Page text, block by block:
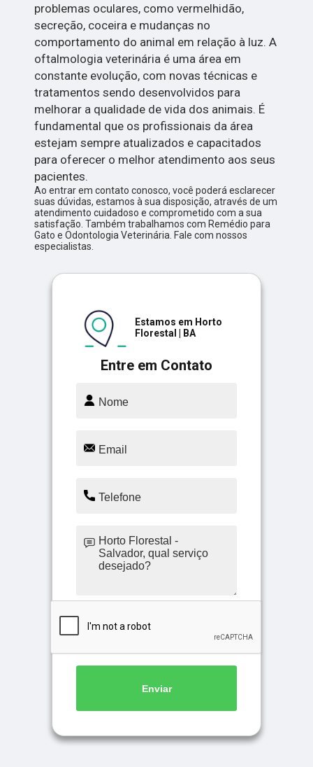
problemas oculares, como vermelhidão,
secreção, coceira e mudanças no
comportamento do animal em relação à luz. A
oftalmologia veterinária é uma área em
constante evolução, com novas técnicas e
tratamentos sendo desenvolvidos para
melhorar a qualidade de vida dos animais. É
fundamental que os profissionais da área
estejam sempre atualizados e capacitados
para oferecer o melhor atendimento aos seus
pacientes.
Ao entrar em contato conosco, você poderá esclarecer
suas dúvidas, estamos à sua disposição, através de um
atendimento cuidadoso e comprometido com a sua
satisfação. Também trabalhamos com Remédio para
Gato e Odontologia Veterinária. Fale com nossos
especialistas.
Entre em Contato
Estamos em Horto
Florestal | BA
Enviar